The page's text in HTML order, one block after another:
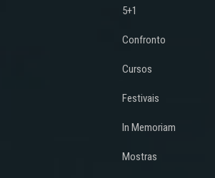
5+1
Confronto
Cursos
Festivais
In Memoriam
Mostras